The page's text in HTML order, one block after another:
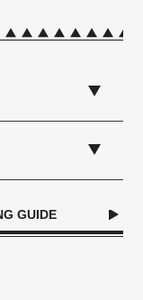
GUIDE